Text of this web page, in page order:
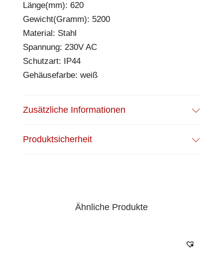
Länge(mm): 620
Gewicht(Gramm): 5200
Material: Stahl
Spannung: 230V AC
Schutzart: IP44
Gehäusefarbe: weiß
Zusätzliche Informationen
Produktsicherheit
Ähnliche Produkte